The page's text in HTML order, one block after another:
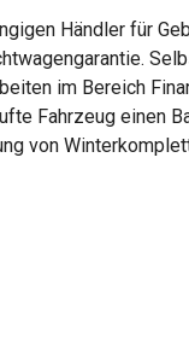
Händler für
im Bereich
Fahrzeug einen
von